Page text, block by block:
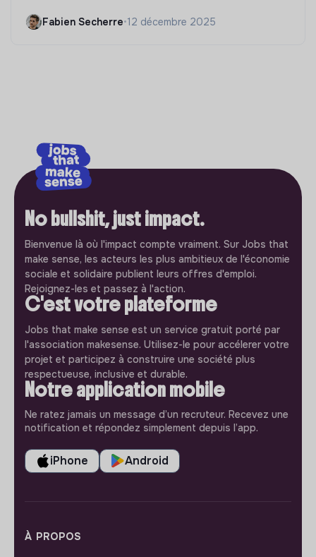
Fabien Secherre•12 décembre 2025
No bullshit, just impact.
Bienvenue là où l'impact compte vraiment. Sur Jobs that
make sense, les acteurs les plus ambitieux de l'économie
sociale et solidaire publient leurs offres d'emploi.
Rejoignez-les et passez à l'action.
C'est votre plateforme
Jobs that make sense est un service gratuit porté par
l'association makesense. Utilisez-le pour accélerer votre
projet et participez à construire une société plus
respectueuse, inclusive et durable.
Notre application mobile
Ne ratez jamais un message d’un recruteur. Recevez une
notification et répondez simplement depuis l’app.
iPhone Android
À PROPOS